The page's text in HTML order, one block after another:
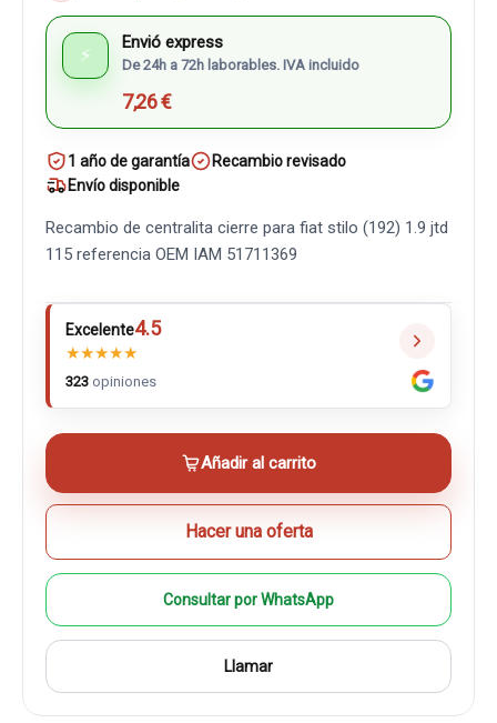
⚡
Envió express
De 24h a 72h laborables. IVA incluido
7,26 €
1 año de garantía
Recambio revisado
Envío disponible
Recambio de centralita cierre para fiat stilo (192) 1.9 jtd
115 referencia OEM IAM 51711369
Excelente4.5
★★★★★
323 opiniones
Añadir al carrito
Hacer una oferta
Consultar por WhatsApp
Llamar